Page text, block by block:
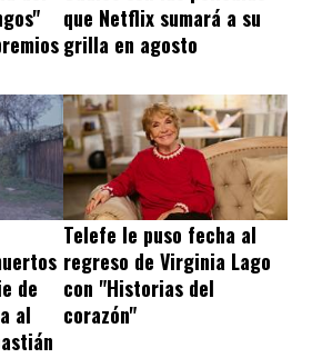
que Netflix sumará a su
grilla en agosto
de
al
Telefe le puso fecha al
regreso de Virginia Lago
con "Historias del
corazón"